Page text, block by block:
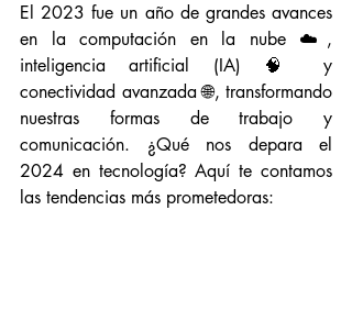
El 2023 fue un año de grandes avances
en la computación en la nube ☁️,
inteligencia artificial (IA) 🧠 y
conectividad avanzada 🌐, transformando
nuestras formas de trabajo y
comunicación. ¿Qué nos depara el
2024 en tecnología? Aquí te contamos
las tendencias más prometedoras: